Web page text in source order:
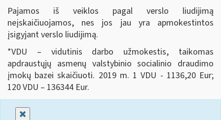
Pajamos iš veiklos pagal verslo liudijimą
neįskaičiuojamos, nes jos jau yra apmokestintos
įsigyjant verslo liudijimą.
*VDU – vidutinis darbo užmokestis, taikomas
apdraustųjų asmenų valstybinio socialinio draudimo
įmokų bazei skaičiuoti. 2019 m. 1 VDU - 1136,20 Eur;
120 VDU – 136344 Eur.